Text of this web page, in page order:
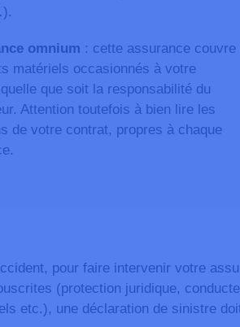
omnium : cette assurance couvre
matériels occasionnés à votre
que soit la responsabilité du
Attention toutefois à bien lire les
de votre contrat, propres à chaque
pour faire intervenir votre
(protection juridique,
etc.), une déclaration de sinistre